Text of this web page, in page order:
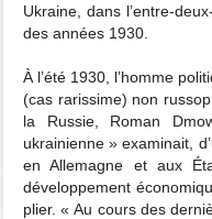
Ukraine, dans l’entre-
des années 1930.
À l’été 1930, l’homme
(cas rarissime) non
la Russie, Roman
ukrainienne » examinait,
en Allemagne et aux
développement
plier. « Au cours des